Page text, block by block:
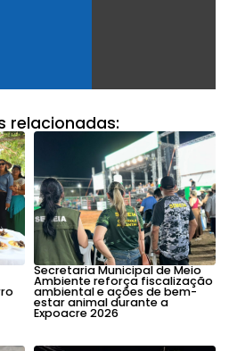
relacionadas:
Secretaria Municipal de Meio
Ambiente reforça fiscalização
ambiental e ações de bem-
estar animal durante a
Expoacre 2026